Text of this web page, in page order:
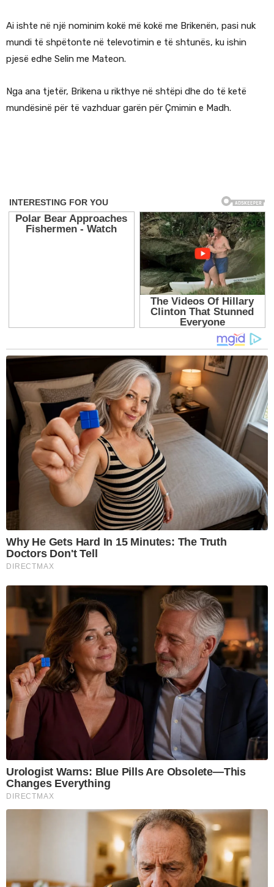
Ai ishte në një nominim kokë më kokë me Brikenën, pasi nuk
mundi të shpëtonte në televotimin e të shtunës, ku ishin
pjesë edhe Selin me Mateon.
Nga ana tjetër, Brikena u rikthye në shtëpi dhe do të ketë
mundësinë për të vazhduar garën për Çmimin e Madh.